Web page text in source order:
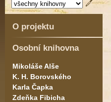
O projektu
Osobní knihovna
Mikoláše Alše
K. H. Borovského
Karla Čapka
Zdeňka Fibicha